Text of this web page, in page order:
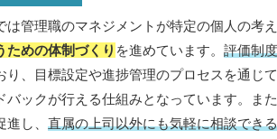
は管理職のマネジメントが特定の個人の考え
ための体制づくり を進めています。 評価制
り、目標設定や進捗管理のプロセスを通じ
バックが行える仕組みとなっています。ま
進し、 直属の上司以外にも気軽に相談でき